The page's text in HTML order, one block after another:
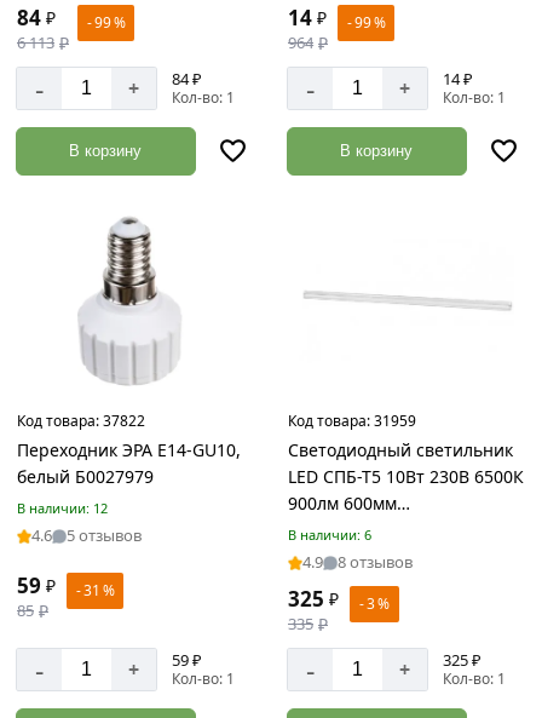
Доска
обрезная
Товаров
по
акции:
Строганная
Товаров
акции:
Доска
Товаров
по
акции:
1
Террасная
доска
Товаров
акции:
84 ₽
6 113 ₽
- 99 %
- + 84 ₽
Кол-во: 1
В корзину
14 ₽
964 ₽
- 99 %
- + 14 ₽
Кол-во: 1
В корзину
Код товара:37822
Переходник ЭРА E14-GU10,
белый Б0027979
В наличии: 12
4.6 5 отзывов
59 ₽
85 ₽
- 31 %
- + 59 ₽
Кол-во: 1
Код товара:31959
Светодиодный светильник
LED СПБ-Т5 10Вт 230B 6500К
900лм 600мм
4690612012247
В наличии: 6
4.9 8 отзывов
325 ₽
335 ₽
- 3 %
- + 325 ₽
Кол-во: 1